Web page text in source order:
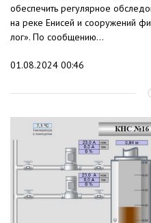
обеспечить регулярное
на реке Енисей и сооружений
лог». По сообщению...
01.08.2024 00:46